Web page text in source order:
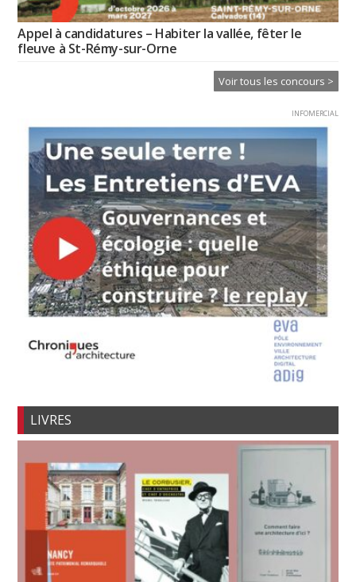
Appel à candidatures – Habiter la vallée, fêter le
fleuve à St-Rémy-sur-Orne
Voir tous les concours >
INFOMERCIAL
LIVRES